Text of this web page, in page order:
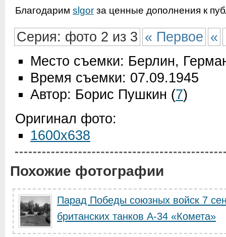
Благодарим slgor за ценные дополнения к
Серия: фото 2 из 3 « Первое «
Место съемки: Берлин,
Время съемки: 07.09.1945
Автор: Борис Пушкин (7)
Оригинал фото:
1600x638
Похожие фотографии
Парад Победы союзных войск 7
британских танков А-34 «Комета»